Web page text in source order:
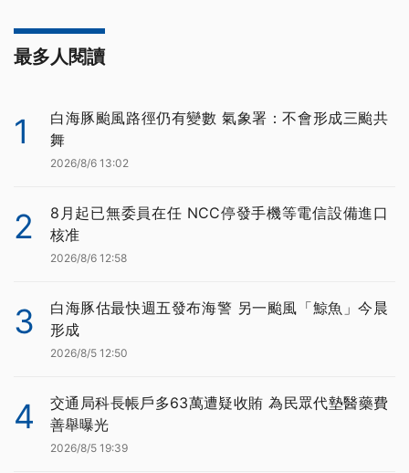
最多人閱讀
1
白海豚颱風路徑仍有變數 氣象署：不會形成三颱共
舞
2026/8/6 13:02
2
8月起已無委員在任 NCC停發手機等電信設備進口
核准
2026/8/6 12:58
3
白海豚估最快週五發布海警 另一颱風「鯨魚」今晨
形成
2026/8/5 12:50
4
交通局科長帳戶多63萬遭疑收賄 為民眾代墊醫藥費
善舉曝光
2026/8/5 19:39